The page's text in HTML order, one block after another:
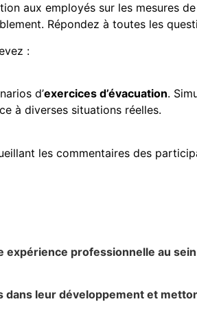
aux employés sur les mesures
Répondez à toutes les
:
d’exercices d’évacuation.
à diverses situations réelles.
les commentaires des
professionnelle au
leur développement et